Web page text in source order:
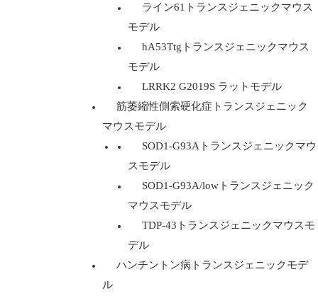
ライン61トランスジェニックマウス
モデル
hA53Ttgトランスジェニックマウス
モデル
LRRK2 G2019S ラットモデル
筋萎縮性側索硬化症トランスジェニック
マウスモデル
SOD1-G93Aトランスジェニックマウ
スモデル
SOD1-G93A/lowトランスジェニック
マウスモデル
TDP-43トランスジェニックマウスモ
デル
ハンチントン病トランスジェニックモデ
ル